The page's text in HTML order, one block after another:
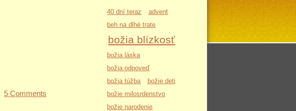
5 Comments
40 dní teraz
advent
beh na dlhé trate
božia blízkosť
božia láska
božia odpoveď
božia túžba
božie deti
božie milosrdenstvo
božie narodenie